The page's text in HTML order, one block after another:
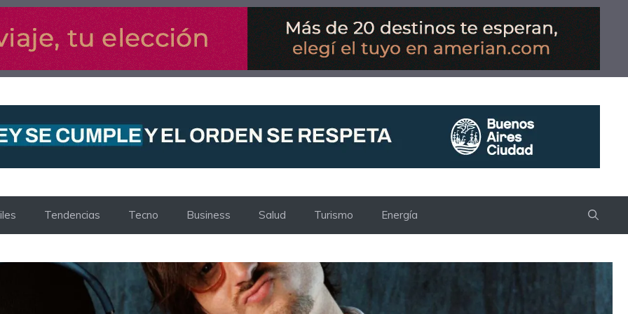
Tendencias Tecno Business Salud Turismo Energía